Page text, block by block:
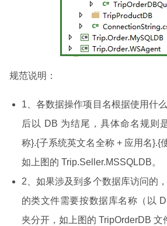
规范说明：
1、各数据操作项目名根据使用什
后以 DB 为结尾，具体命名规则
称}.{子系统英文名全称 + 应用名}.{
如上图的 Trip.Seller.MSSQLDB。
2、如果涉及到多个数据库访问的
的类文件需要按数据库名称（以
夹分开，如上图的 TripOrderDB 文